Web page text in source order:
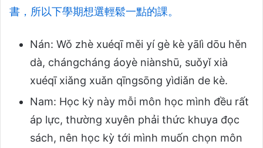
書，所以下學期想選輕鬆一點的課。
Nán: Wǒ zhè xuéqī měi yí gè kè yālì dōu hěn
dà, chángcháng áoyè niànshū, suǒyǐ xià
xuéqī xiǎng xuǎn qīngsōng yìdiǎn de kè.
Nam: Học kỳ này mỗi môn học mình đều rất
áp lực, thường xuyên phải thức khuya đọc
sách, nên học kỳ tới mình muốn chọn môn